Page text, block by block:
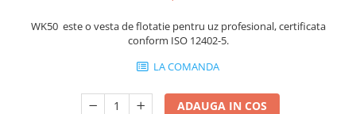
WK50 este o vesta de flotatie pentru uz profesional, certificata
conform ISO 12402-5.
LA COMANDA
ADAUGA IN COS